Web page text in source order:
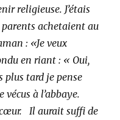
religieuse. J’étais
parents achetaient au
: «Je veux
en riant : « Oui,
plus tard je pense
vécus à l’abbaye.
Il aurait suffi de